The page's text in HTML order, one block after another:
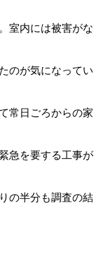
室内には被害がな
のが気になってい
常日ごろからの家
急を要する工事が
の半分も調査の結